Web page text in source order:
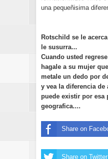
una pequeñi­sima
Rotschild se le
le susurra...
Cuando usted
ha­gale a su mujer
metale un dedo por
y vea la diferencia de
puede existir por esa
geografica....
Share on
Share on Twitter